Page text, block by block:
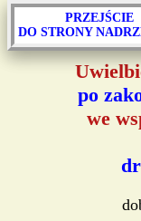
PRZEJŚCIE
DO STRONY
po
we